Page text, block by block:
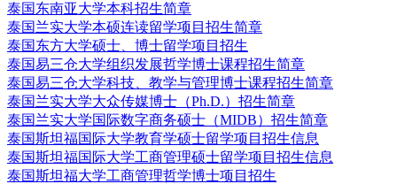
泰国东南亚大学本科招生简章
泰国兰实大学本硕连读留学项目招生简章
泰国东方大学硕士、博士留学项目招生
泰国易三仓大学组织发展哲学博士课程招生简章
泰国易三仓大学科技、教学与管理博士课程招生简章
泰国兰实大学大众传媒博士（Ph.D.）招生简章
泰国兰实大学国际数字商务硕士（MIDB）招生简章
泰国斯坦福国际大学教育学硕士留学项目招生信息
泰国斯坦福国际大学工商管理硕士留学项目招生信息
泰国斯坦福大学工商管理哲学博士项目招生